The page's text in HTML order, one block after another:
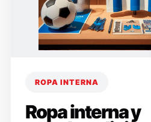
ROPA INTERNA
Ropa interna y